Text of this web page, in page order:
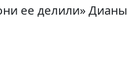
ее делили» Дианы